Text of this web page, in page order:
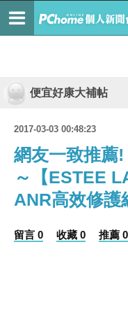
便宜好康大補帖
2017-03-03 00:48:23
網友一致推薦
～【ESTEE
ANR高效修護
留言 0 收藏 0 推薦 0